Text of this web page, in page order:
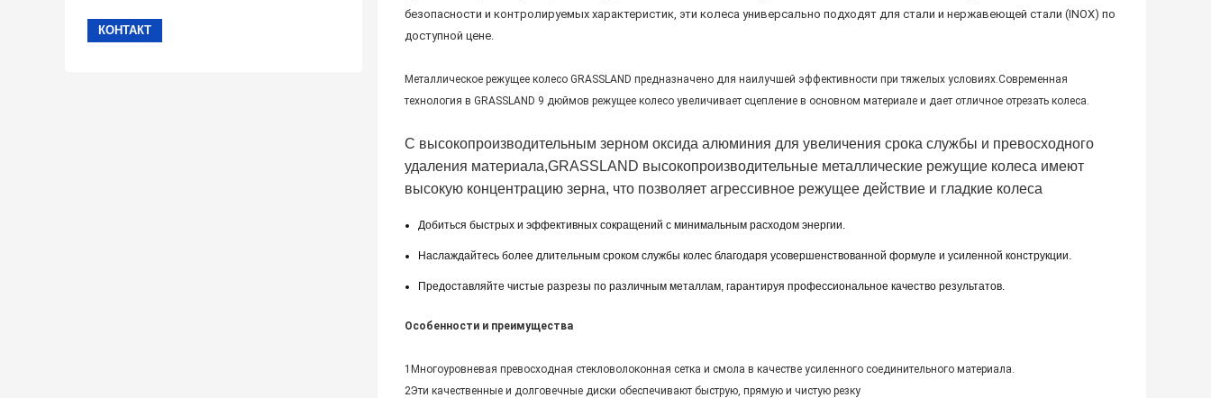
безопасности и контролируемых характеристик, эти колеса универсально подходят для стали и нержавеющей стали (INOX) по
доступной цене.
Металлическое режущее колесо GRASSLAND предназначено для наилучшей эффективности при тяжелых условиях.Современная
технология в GRASSLAND 9 дюймов режущее колесо увеличивает сцепление в основном материале и дает отличное отрезать колеса.
С высокопроизводительным зерном оксида алюминия для увеличения срока службы и превосходного
удаления материала,GRASSLAND высокопроизводительные металлические режущие колеса имеют
высокую концентрацию зерна, что позволяет агрессивное режущее действие и гладкие колеса
Добиться быстрых и эффективных сокращений с минимальным расходом энергии.
Наслаждайтесь более длительным сроком службы колес благодаря усовершенствованной формуле и усиленной конструкции.
Предоставляйте чистые разрезы по различным металлам, гарантируя профессиональное качество результатов.
Особенности и преимущества
1Многоуровневая превосходная стекловолоконная сетка и смола в качестве усиленного соединительного материала.
2Эти качественные и долговечные диски обеспечивают быструю, прямую и чистую резку